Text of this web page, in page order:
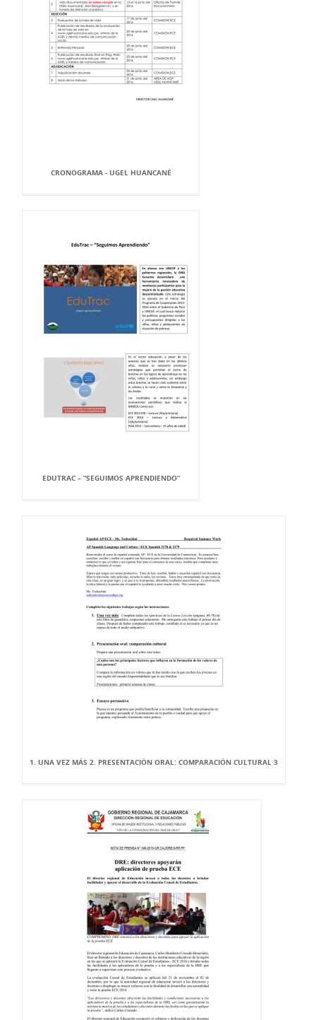
CRONOGRAMA - UGEL HUANCANÉ
EDUTRAC – “SEGUIMOS APRENDIENDO”
1. UNA VEZ MÁS 2. PRESENTACIÓN ORAL: COMPARACIÓN CULTURAL 3